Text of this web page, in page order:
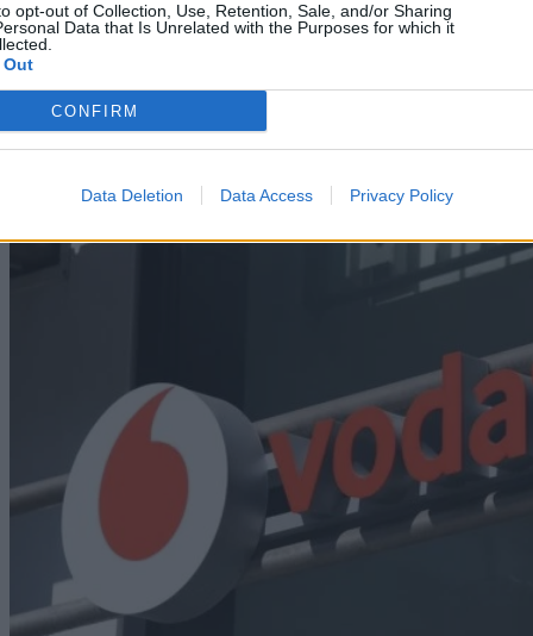
opt-out of Collection, Use, Retention, Sale, and/or Sharing
Data that Is Unrelated with the Purposes for which it
CONFIRM
Data Deletion Data Access Privacy Policy
Continue Reading
More Stories
More